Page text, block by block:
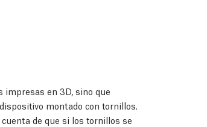
impresas en 3D, sino que
montado con tornillos.
de que si los tornillos se